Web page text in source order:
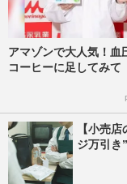
アマゾンで大人気！血
コーヒーに足してみて
【小売
ジ万引き